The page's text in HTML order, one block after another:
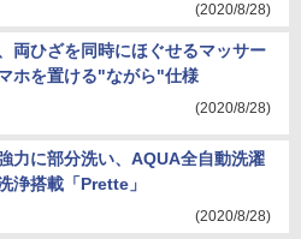
(2020/8/28)
両ひざを同時にほぐせるマッサー
ホを置ける"ながら"仕様
(2020/8/28)
力に部分洗い、AQUA全自動洗濯
浄搭載「Prette」
(2020/8/28)